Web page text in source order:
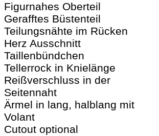
Figurnahes Oberteil
Gerafftes Büstenteil
Teilungsnähte im Rücken
Herz Ausschnitt
Taillenbündchen
Tellerrock in Knielänge
Reißverschluss in der
Seitennaht
Ärmel in lang, halblang mit
Volant
Cutout optional